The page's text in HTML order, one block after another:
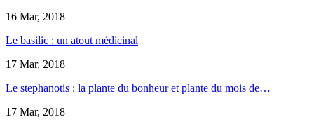
16 Mar, 2018
Le basilic : un atout médicinal
17 Mar, 2018
Le stephanotis : la plante du bonheur et plante du mois de…
17 Mar, 2018